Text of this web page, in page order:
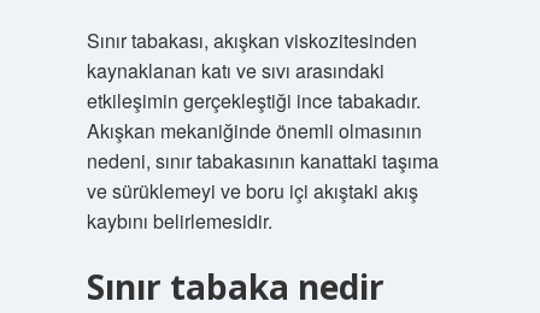
Sınır tabakası, akışkan viskozitesinden
kaynaklanan katı ve sıvı arasındaki
etkileşimin gerçekleştiği ince tabakadır.
Akışkan mekaniğinde önemli olmasının
nedeni, sınır tabakasının kanattaki taşıma
ve sürüklemeyi ve boru içi akıştaki akış
kaybını belirlemesidir.
Sınır tabaka nedir